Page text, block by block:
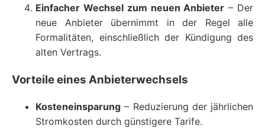
Einfacher Wechsel zum neuen Anbieter – Der
neue Anbieter übernimmt in der Regel alle
Formalitäten, einschließlich der Kündigung des
alten Vertrags.
Vorteile eines Anbieterwechsels
Kosteneinsparung – Reduzierung der jährlichen
Stromkosten durch günstigere Tarife.